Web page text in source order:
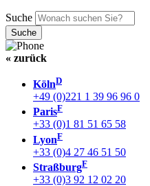
Suche
« zurück
KölnD
+49 (0)221 1 39 96 96 0
ParisF
+33 (0)1 81 51 65 58
LyonF
+33 (0)4 27 46 51 50
StraßburgF
+33 (0)3 92 12 02 20